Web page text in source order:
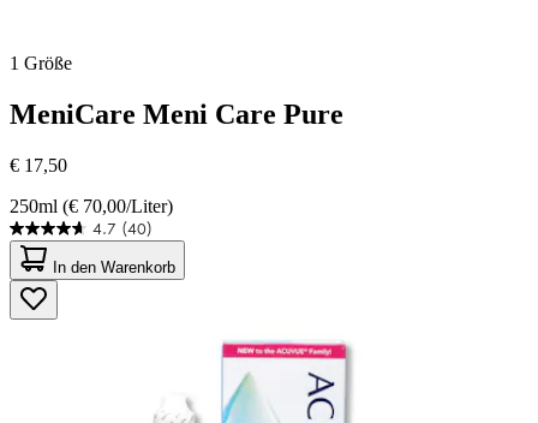
1 Größe
MeniCare Meni Care Pure
€ 17,50
250ml (€ 70,00/Liter)
4.7 (40)
4.7
von
5
Sternen.
40
In den Warenkorb